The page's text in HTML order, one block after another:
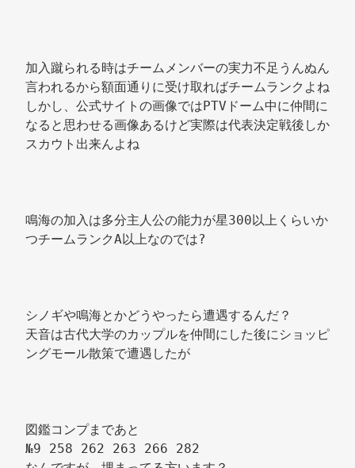
加入蹴られる時はチームメンバーの実力不足うんぬん
しかし、公式サイトの画像ではPTVドーム中に仲間に
なると思わせる画像あるけど実際は代表決定戦後しか
スカウト出来んよね
鳴海の加入は多分主人公の能力が星300以上くらいか
つチームランクA以上なのでは?
シノギや鳴海とかどうやったら遭遇するんだ？
天音は古代大学のカップルを仲間にした後にショッピ
ングモール散策で遭遇したが
図鑑コンプまであと
№9 258 262 263 266 282